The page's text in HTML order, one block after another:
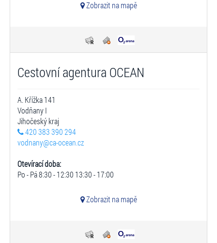
Zobrazit na mapě
Cestovní agentura OCEAN
A. Křížka 141
Vodňany I
Jihočeský kraj
420 383 390 294
vodnany@ca-ocean.cz
Otevírací doba:
Po - Pá 8:30 - 12:30 13:30 - 17:00
Zobrazit na mapě